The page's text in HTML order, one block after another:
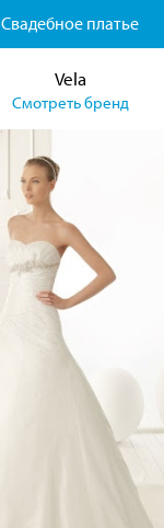
Свадебное платье
Vela
Смотреть бренд